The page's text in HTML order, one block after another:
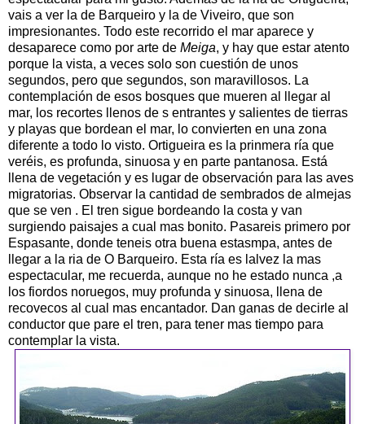
vais a ver la de Barqueiro y la de Viveiro, que son
impresionantes. Todo este recorrido el mar aparece y
desaparece como por arte de Meiga, y hay que estar atento
porque la vista, a veces solo son cuestión de unos
segundos, pero que segundos, son maravillosos. La
contemplación de esos bosques que mueren al llegar al
mar, los recortes llenos de s entrantes y salientes de tierras
y playas que bordean el mar, lo convierten en una zona
diferente a todo lo visto. Ortigueira es la prinmera ría que
veréis, es profunda, sinuosa y en parte pantanosa. Está
llena de vegetación y es lugar de observación para las aves
migratorias. Observar la cantidad de sembrados de almejas
que se ven . El tren sigue bordeando la costa y van
surgiendo paisajes a cual mas bonito. Pasareis primero por
Espasante, donde teneis otra buena estasmpa, antes de
llegar a la ria de O Barqueiro. Esta ría es lalvez la mas
espectacular, me recuerda, aunque no he estado nunca ,a
los fiordos noruegos, muy profunda y sinuosa, llena de
recovecos al cual mas encantador. Dan ganas de decirle al
conductor que pare el tren, para tener mas tiempo para
contemplar la vista.